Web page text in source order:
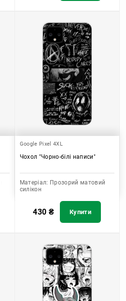
Google Pixel 4XL
Чохол "Чорно-білі написи"
Матеріал: Прозорий матовий
силікон
430 ₴ Купити